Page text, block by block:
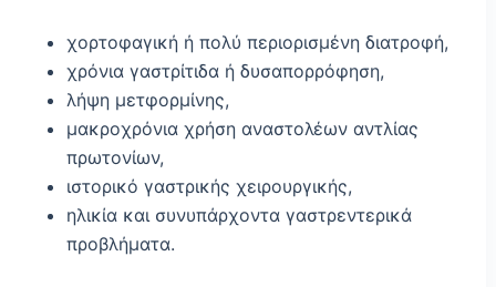
χορτοφαγική ή πολύ περιορισμένη διατροφή,
χρόνια γαστρίτιδα ή δυσαπορρόφηση,
λήψη μετφορμίνης,
μακροχρόνια χρήση αναστολέων αντλίας
πρωτονίων,
ιστορικό γαστρικής χειρουργικής,
ηλικία και συνυπάρχοντα γαστρεντερικά
προβλήματα.